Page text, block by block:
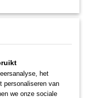
het
personaliseren van
we onze sociale